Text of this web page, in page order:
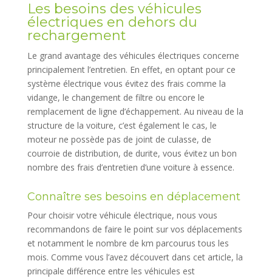
Les besoins des véhicules
électriques en dehors du
rechargement
Le grand avantage des véhicules électriques concerne
principalement l’entretien. En effet, en optant pour ce
système électrique vous évitez des frais comme la
vidange, le changement de filtre ou encore le
remplacement de ligne d’échappement. Au niveau de la
structure de la voiture, c’est également le cas, le
moteur ne possède pas de joint de culasse, de
courroie de distribution, de durite, vous évitez un bon
nombre des frais d’entretien d’une voiture à essence.
Connaître ses besoins en déplacement
Pour choisir votre véhicule électrique, nous vous
recommandons de faire le point sur vos déplacements
et notamment le nombre de km parcourus tous les
mois. Comme vous l’avez découvert dans cet article, la
principale différence entre les véhicules est